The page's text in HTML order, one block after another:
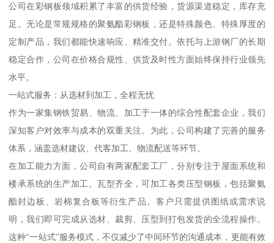
公司在彩钢板领域积累了丰富的供货经验，货源渠道稳定，库存充
足。无论是常规规格的聚氨酯彩钢板，还是特殊颜色、特殊厚度的
定制产品，我们都能快速响应、精准交付。依托与上游钢厂的长期
稳定合作，公司在价格合规性、供货及时性方面始终保持行业领先
水平。
一站式服务：从选材到加工，全程无忧
作为一家集钢铁贸易、物流、加工于一体的综合性配套企业，我们
深知客户对效率与成本的双重关注。为此，公司构建了完善的服务
体系，涵盖选材建议、代客加工、物流配送等环节。
在加工能力方面，公司自有两家配套工厂，分别专注于屋面系统和
楼承系统的生产加工。瓦型齐全，可加工各类压型钢板，包括聚氨
酯封边板、岩棉复合板等衍生产品。客户只需提供图纸或需求说
明，我们即可完成从选材、裁剪、压型到打包发货的全流程操作。
这种“一站式”服务模式，不仅减少了中间环节的沟通成本，更能有效